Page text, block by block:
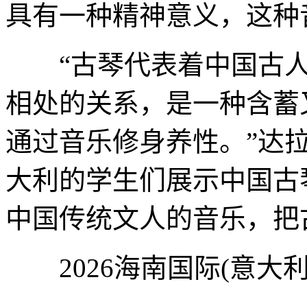
具有一种精神意义，这
“古琴代表着中国古人
相处的关系，是一种含
通过音乐修身养性。”达
大利的学生们展示中国
中国传统文人的音乐，
2026海南国际(意大利